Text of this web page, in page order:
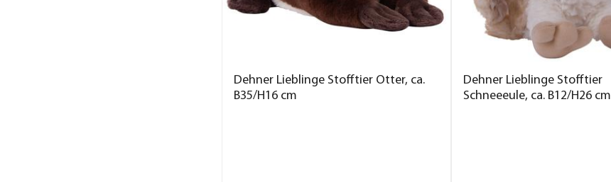
Dehner Lieblinge Stofftier Otter, ca.
B35/H16 cm
Dehner Lieblinge Stofftier
Schneeeule, ca. B12/H26 cm